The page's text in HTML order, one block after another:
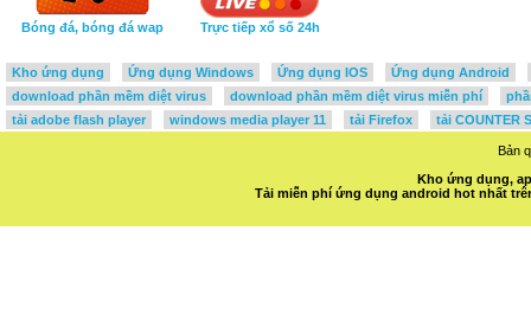
Bóng đá, bóng đá wap Trực tiếp xổ số 24h
Kho ứng dụng Ứng dụng Windows Ứng dụng IOS
Ứng dụng Android
download phần mềm diệt virus
download phần mềm diệt virus miễn phí
tải adobe flash player
windows media player 11 tải Firefox tải COUNTER
Bản
Kho ứng dụng,
Tải miễn phí ứng dụng android hot nhất